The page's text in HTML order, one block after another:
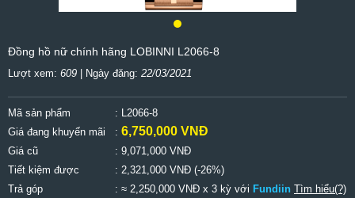
Đồng hồ nữ chính hãng LOBINNI L2066-8
Lượt xem: 609 | Ngày đăng: 22/03/2021
Mã sản phẩm
: L2066-8
Giá đang khuyến mãi
: 6,750,000 VNĐ
Giá cũ : 9,071,000 VNĐ
Tiết kiệm được
: 2,321,000 VNĐ (-26%)
Trả góp
: ≈ 2,250,000 VNĐ x 3 kỳ với Fundiin Tìm hiểu(?)